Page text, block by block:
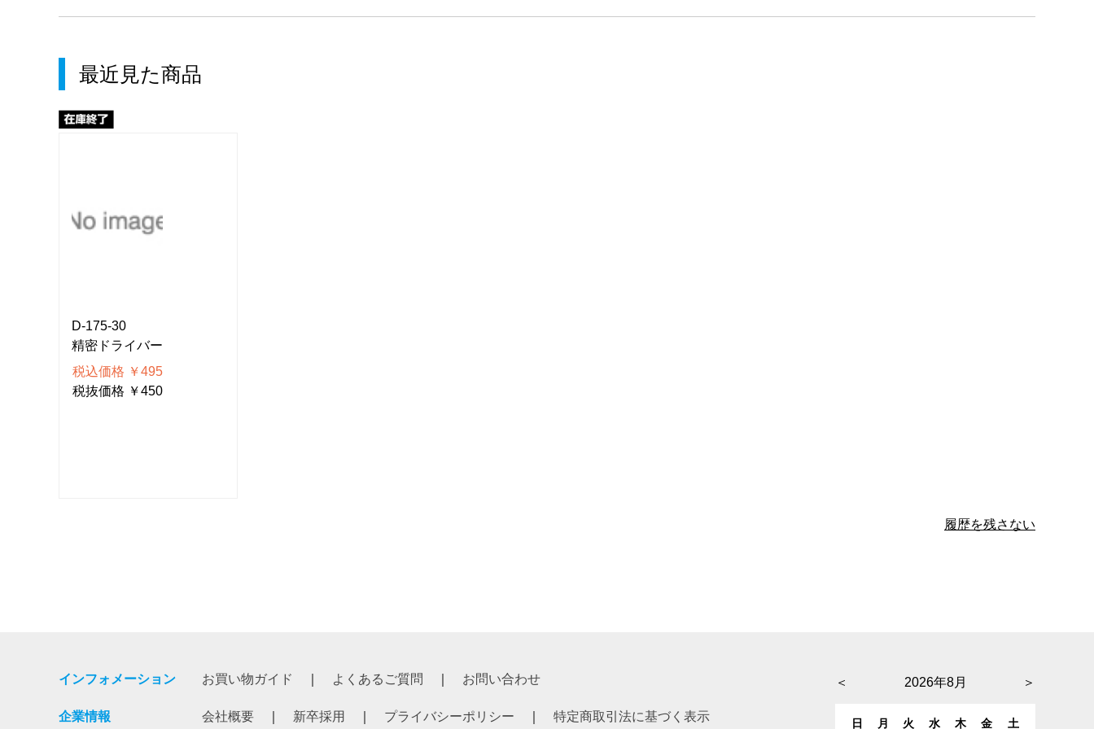
最近見た商品
D-175-30
精密ドライバー
税込価格 ￥495
税抜価格 ￥450
履歴を残さない
インフォメーション お買い物ガイド よくあるご質問 お問い合わせ
企業情報 会社概要 新卒採用 プライバシーポリシー 特定商取引法に基づく表示
＜ ＞
2026年8月
日 月 火 水 木 金 土